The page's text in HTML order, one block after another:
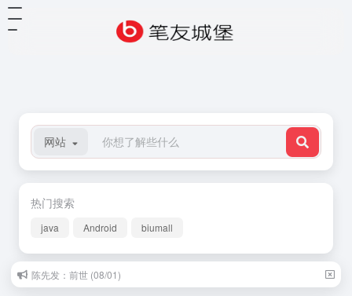
网站
热门搜索
java Android biumall
陈先发：前世 (08/01)